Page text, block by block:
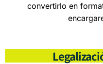
convertirlo en